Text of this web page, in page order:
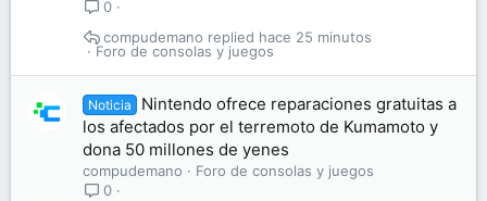
0
Foro de consolas y juegos
hace 25 minutos
compudemano
Noticia
Nintendo ofrece reparaciones gratuitas a
los afectados por el terremoto de Kumamoto y
dona 50 millones de yenes
compudemano
Foro de consolas y juegos
0